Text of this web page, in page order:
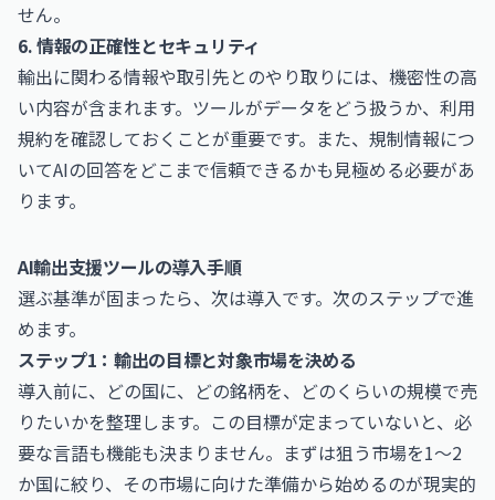
せん。
6. 情報の正確性とセキュリティ
輸出に関わる情報や取引先とのやり取りには、機密性の高
い内容が含まれます。ツールがデータをどう扱うか、利用
規約を確認しておくことが重要です。また、規制情報につ
いてAIの回答をどこまで信頼できるかも見極める必要があ
ります。
AI輸出支援ツールの導入手順
選ぶ基準が固まったら、次は導入です。次のステップで進
めます。
ステップ1：輸出の目標と対象市場を決める
導入前に、どの国に、どの銘柄を、どのくらいの規模で売
りたいかを整理します。この目標が定まっていないと、必
要な言語も機能も決まりません。まずは狙う市場を1〜2
か国に絞り、その市場に向けた準備から始めるのが現実的